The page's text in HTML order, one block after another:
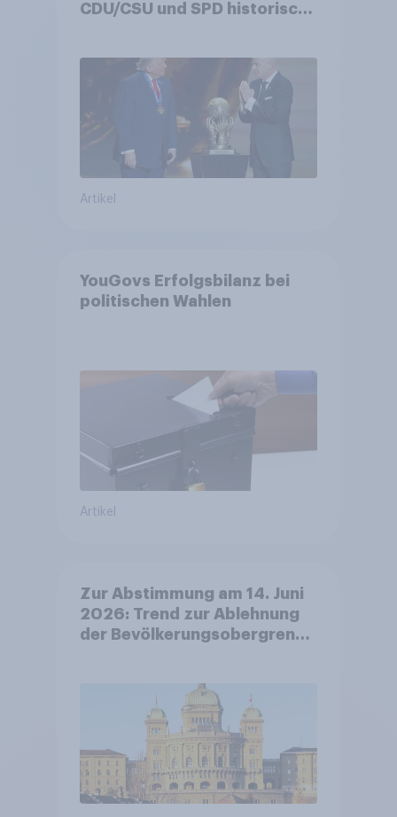
CDU/CSU und SPD historisch
Fußball-WM ohne Politik
Artikel
YouGovs Erfolgsbilanz bei
politischen Wahlen
Artikel
Zur Abstimmung am 14. Juni
2026: Trend zur Ablehnung
der Bevölkerungsobergrenze
Zivildienstgesetz sinken